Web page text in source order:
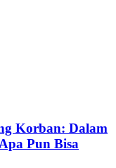
Korban: Dalam
Pun Bisa